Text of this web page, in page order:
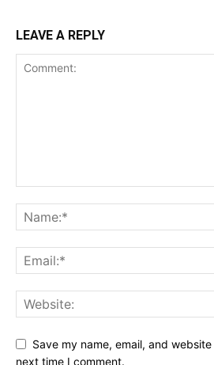
LEAVE A REPLY
Save my name, email, and
next time I comment.